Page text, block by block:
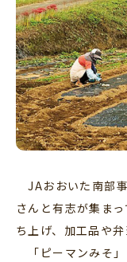
JAおおいた南部
さんと有志が集ま
ち上げ、加工品や弁
「ピーマンみそ